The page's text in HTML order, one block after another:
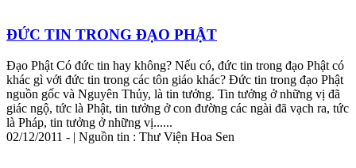
ĐỨC TIN TRONG ĐẠO PHẬT
Đạo Phật Có đức tin hay không? Nếu có, đức tin trong đạo Phật có
khác gì với đức tin trong các tôn giáo khác? Đức tin trong đạo Phật
nguồn gốc và Nguyên Thủy, là tin tưởng. Tin tưởng ở những vị đã
giác ngộ, tức là Phật, tin tưởng ở con đường các ngài đã vạch ra, tức
là Pháp, tin tưởng ở những vị......
02/12/2011 - | Nguồn tin : Thư Viện Hoa Sen